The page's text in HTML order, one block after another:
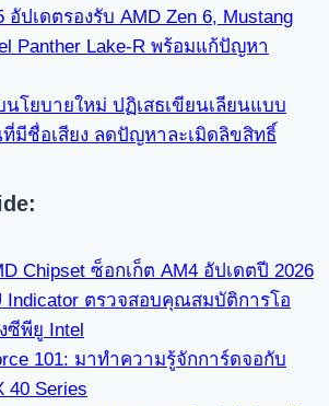
อัปเดตรองรับ AMD Zen 6, Mustang
Panther Lake-R พร้อมแก้ปัญหา
นโยบายใหม่ ปฏิเสธเขียนเลียนแบบ
มีชื่อเสียง ลดปัญหาละเมิดลิขสิทธิ์
Chipset ซ็อกเก็ต AM4 อัปเดตปี 2026
Indicator ตรวจสอบคุณสมบัติการโอ
ซีพียู Intel
101: มาทำความรู้จักการ์ดจอกับ
40 Series